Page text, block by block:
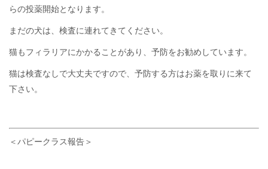
らの投薬開始となります。
まだの犬は、検査に連れてきてください。
猫もフィラリアにかかることがあり、予防をお勧めしています。
猫は検査なしで大丈夫ですので、予防する方はお薬を取りに来て
下さい。
＜パピークラス報告＞